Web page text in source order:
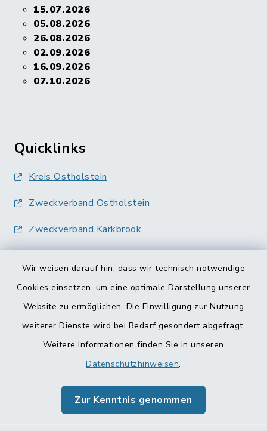
Wir weisen darauf hin, dass wir technisch notwendige
Cookies einsetzen, um eine optimale Darstellung unserer
Website zu ermöglichen. Die Einwilligung zur Nutzung
weiterer Dienste wird bei Bedarf gesondert abgefragt.
Weitere Informationen finden Sie in unseren
Datenschutzhinweisen.
Zur Kenntnis genommen
15.07.2026
05.08.2026
26.08.2026
02.09.2026
16.09.2026
07.10.2026
Quicklinks
Kreis Ostholstein
Zweckverband Ostholstein
Zweckverband Karkbrook
Barrierefreiheit
Impressum